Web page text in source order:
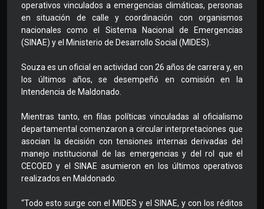
operativos vinculados a emergencias climáticas, personas
en situación de calle y coordinación con organismos
nacionales como el Sistema Nacional de Emergencias
(SINAE) y el Ministerio de Desarrollo Social (MIDES).
Souza es un oficial en actividad con 26 años de carrera y, en
los últimos años, se desempeñó en comisión en la
Intendencia de Maldonado.
Mientras tanto, en filas políticas vinculadas al oficialismo
departamental comenzaron a circular interpretaciones que
asocian la decisión con tensiones internas derivadas del
manejo institucional de las emergencias y del rol que el
CECOED y el SINAE asumieron en los últimos operativos
realizados en Maldonado.
“Todo esto surge con el MIDES y el SINAE, y con los réditos